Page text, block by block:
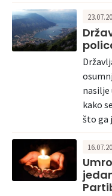
nasilje
kako
što ga